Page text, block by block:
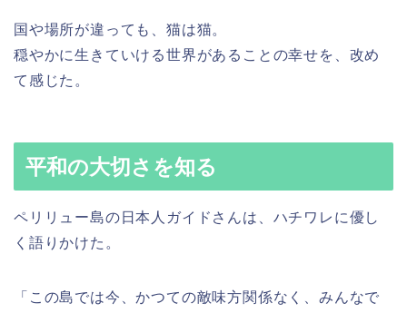
国や場所が違っても、猫は猫。
穏やかに生きていける世界があることの幸せを、改め
て感じた。
平和の大切さを知る
ペリリュー島の日本人ガイドさんは、ハチワレに優し
く語りかけた。
「この島では今、かつての敵味方関係なく、みんなで